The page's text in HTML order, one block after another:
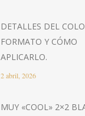
DETALLES DEL
FORMATO Y CÓMO
APLICARLO.
2 abril, 2026
MUY «COOL» 2×2